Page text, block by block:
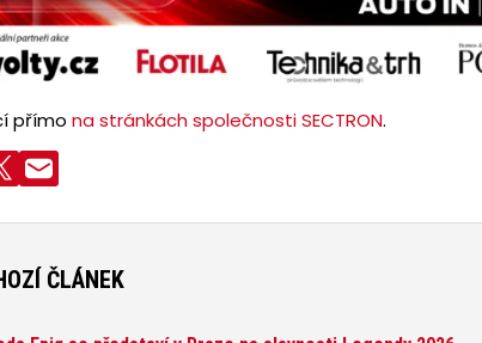
přímo na stránkách společnosti SECTRON.
ČLÁNEK